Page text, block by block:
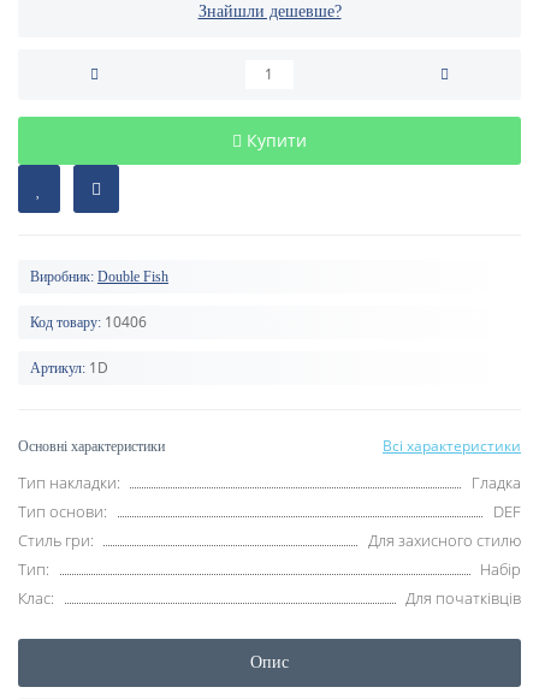
Знайшли дешевше?
Купити
Виробник: Double Fish
Код товару: 10406
Артикул: 1D
Основні характеристики Всі характеристики
Тип накладки:
Гладка
Тип основи:
DEF
Стиль гри:
Для захисного стилю
Тип:
Набір
Клас:
Для початківців
Опис